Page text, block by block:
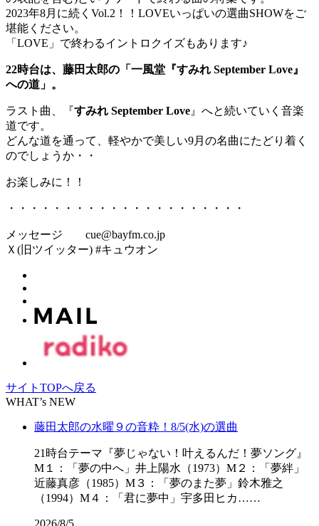
2023年8月に続くVol.2！！LOVEいっぱいの選曲SHOWをご
堪能ください。
「LOVE」で終わるイントロクイズもあります♪
22時台は、藤田太郎の「一風堂『すみれ September Love』
への道」。
ラスト曲、『すみれ September Love 』へと続いていく音楽
道です。
どんな道を通って、軽やかで美しい9月の名曲にたどり着く
のでしょうか・・
お楽しみに！！
・・・・・・・・・・・・・・・・・・・・・
メッセージ cue@bayfm.co.jp
Ｘ(旧ツイッター) #キュウオン
サイトTOPへ戻る
WHAT’s NEW
藤田太郎の水曜９の音粋！8/5(水)の選曲
21時台テーマ『夢じゃない！叶えるんだ！夢ソング』
M１：「夢の中へ」井上陽水（1973）M２：「夢絆」
近藤真彦（1985）M３：「夢のまた夢」鈴木雅之
（1994）M４：「君に夢中」宇多田ヒカ……